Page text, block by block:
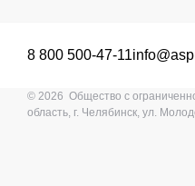
8 800 500-47-11
© 2026 Общество с
область, г. Челябинск, ул.